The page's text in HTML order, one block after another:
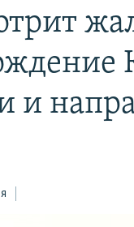
и